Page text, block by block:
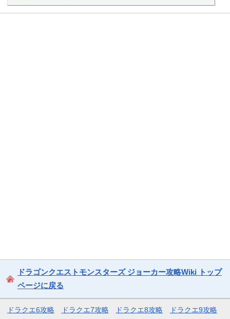
ドラゴンクエストモンスターズ ジョーカー攻略Wiki トップ
ページに戻る
ドラクエ6攻略 ドラクエ7攻略 ドラクエ8攻略
ドラクエ9攻略